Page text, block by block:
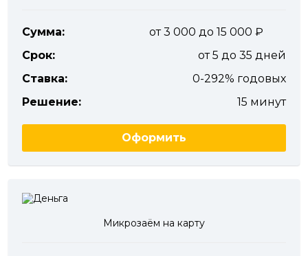
Сумма:
от 3 000 до 15 000
Срок:
от 5 до 35 дней
Ставка:
0-292% годовых
Решение:
15 минут
Оформить
Микрозаём на карту